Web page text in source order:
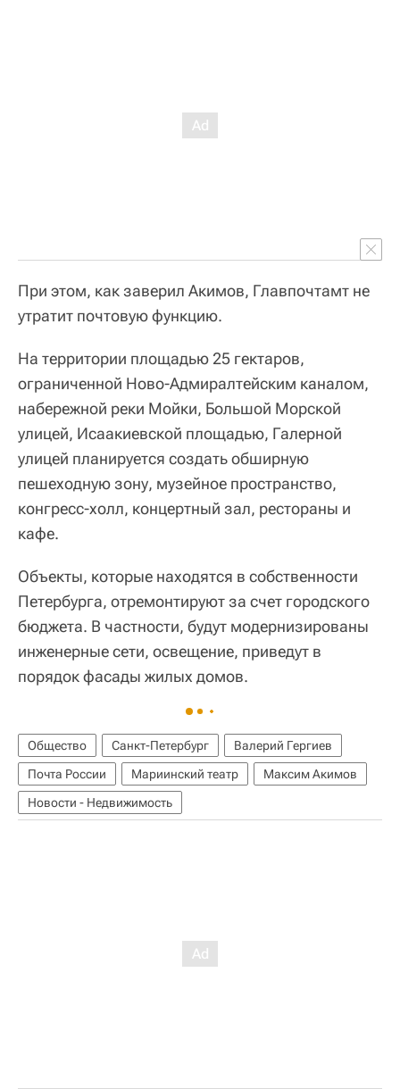
При этом, как заверил Акимов, Главпочтамт не
утратит почтовую функцию.
На территории площадью 25 гектаров,
ограниченной Ново-Адмиралтейским каналом,
набережной реки Мойки, Большой Морской
улицей, Исаакиевской площадью, Галерной
улицей планируется создать обширную
пешеходную зону, музейное пространство,
конгресс-холл, концертный зал, рестораны и
кафе.
Объекты, которые находятся в собственности
Петербурга, отремонтируют за счет городского
бюджета. В частности, будут модернизированы
инженерные сети, освещение, приведут в
порядок фасады жилых домов.
Общество Санкт-Петербург
Валерий Гергиев
Почта России
Мариинский театр
Максим Акимов
Новости - Недвижимость